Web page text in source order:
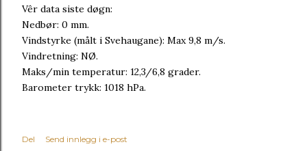
Vêr data siste døgn:
Nedbør: 0 mm.
Vindstyrke (målt i Svehaugane): Max 9,8 m/s.
Vindretning: NØ.
Maks/min temperatur: 12,3/6,8 grader.
Barometer trykk: 1018 hPa.
Del Send innlegg i e-post